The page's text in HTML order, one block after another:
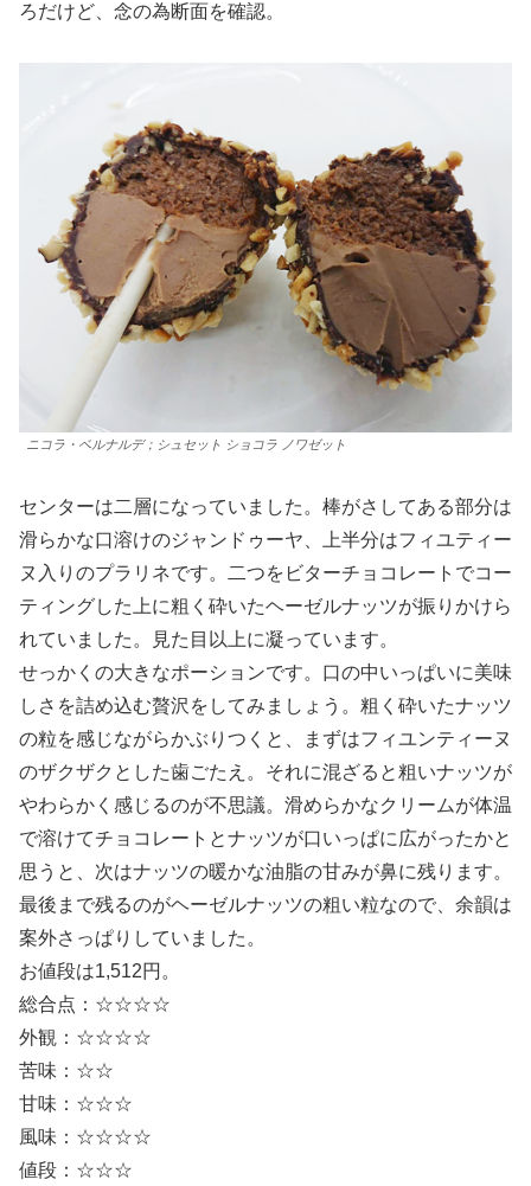
ろだけど、念の為断面を確認。
ニコラ・ベルナルデ；シュセット ショコラ ノワゼット
センターは二層になっていました。棒がさしてある部分は
滑らかな口溶けのジャンドゥーヤ、上半分はフィユティー
ヌ入りのプラリネです。二つをビターチョコレートでコー
ティングした上に粗く砕いたヘーゼルナッツが振りかけら
れていました。見た目以上に凝っています。
せっかくの大きなポーションです。口の中いっぱいに美味
しさを詰め込む贅沢をしてみましょう。粗く砕いたナッツ
の粒を感じながらかぶりつくと、まずはフィユンティーヌ
のザクザクとした歯ごたえ。それに混ざると粗いナッツが
やわらかく感じるのが不思議。滑めらかなクリームが体温
で溶けてチョコレートとナッツが口いっぱに広がったかと
思うと、次はナッツの暖かな油脂の甘みが鼻に残ります。
最後まで残るのがヘーゼルナッツの粗い粒なので、余韻は
案外さっぱりしていました。
お値段は1,512円。
総合点：☆☆☆☆
外観：☆☆☆☆
苦味：☆☆
甘味：☆☆☆
風味：☆☆☆☆
値段：☆☆☆